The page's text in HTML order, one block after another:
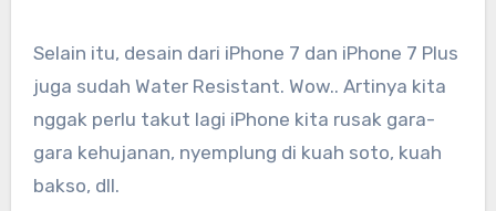
Selain itu, desain dari iPhone 7 dan iPhone 7 Plus
juga sudah Water Resistant. Wow.. Artinya kita
nggak perlu takut lagi iPhone kita rusak gara-
gara kehujanan, nyemplung di kuah soto, kuah
bakso, dll.